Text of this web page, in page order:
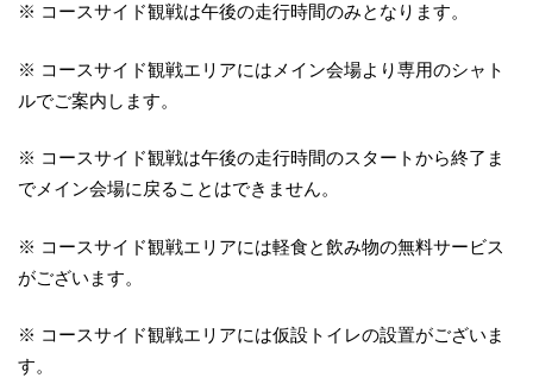
※ コースサイド観戦は午後の走行時間のみとなります。
※ コースサイド観戦エリアにはメイン会場より専用のシャト
ルでご案内します。
※ コースサイド観戦は午後の走行時間のスタートから終了ま
でメイン会場に戻ることはできません。
※ コースサイド観戦エリアには軽食と飲み物の無料サービス
がございます。
※ コースサイド観戦エリアには仮設トイレの設置がございま
す。